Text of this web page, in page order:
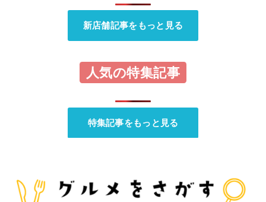
新店舗記事をもっと見る
人気の特集記事
特集記事をもっと見る